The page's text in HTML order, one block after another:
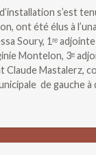
s’est
ont été élus à
Soury, 1ʳᵉ
Montelon, 3ᵉ
Claude Mastalerz,
de gauche